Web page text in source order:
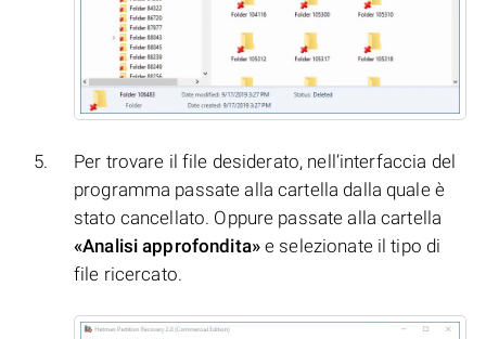
Per trovare il file desiderato, nell’interfaccia del
programma passate alla cartella dalla quale è
stato cancellato. Oppure passate alla cartella
«Analisi approfondita»e selezionate il tipo di
file ricercato.